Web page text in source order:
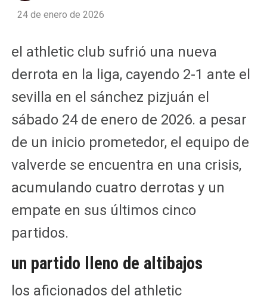
24 de enero de 2026
el athletic club sufrió una nueva
derrota en la liga, cayendo 2-1 ante el
sevilla en el sánchez pizjuán el
sábado 24 de enero de 2026. a pesar
de un inicio prometedor, el equipo de
valverde se encuentra en una crisis,
acumulando cuatro derrotas y un
empate en sus últimos cinco
partidos.
un partido lleno de altibajos
los aficionados del athletic